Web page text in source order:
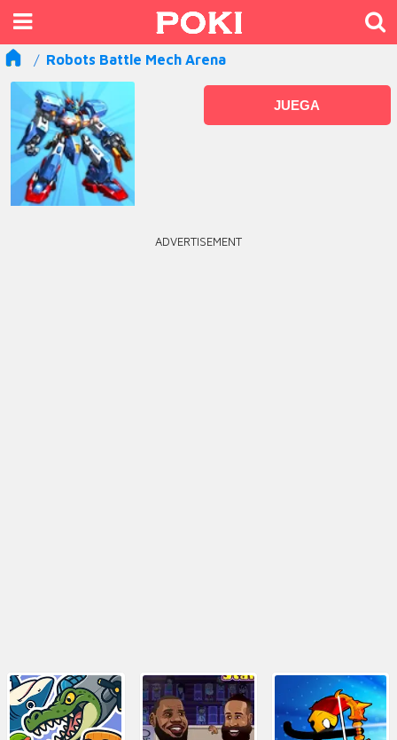
Robots Battle Mech Arena
JUEGA
ADVERTISEMENT